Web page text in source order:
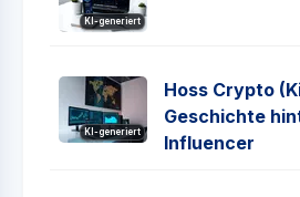
KI-generiert
KI-generiert
Hoss Crypto
Geschichte
Influencer